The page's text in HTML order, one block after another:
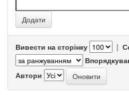
Вивести на сторінку |
Автори